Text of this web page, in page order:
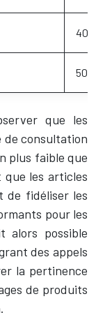
que les
de consultation
plus faible que
que les articles
de fidéliser les
pour les
alors possible
des appels
la pertinence
de produits